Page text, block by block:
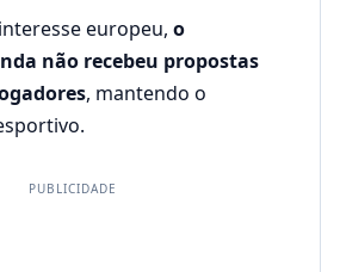
europeu, o
não recebeu propostas
, mantendo o
PUBLICIDADE